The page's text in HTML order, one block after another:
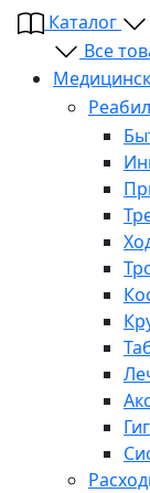
Каталог
Все